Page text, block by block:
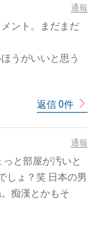
通報
ント。まだまだ
うがいいと思う
返信 0件
通報
と部屋が汚いと
しょ？笑 日本の男
痴漢とかもそ